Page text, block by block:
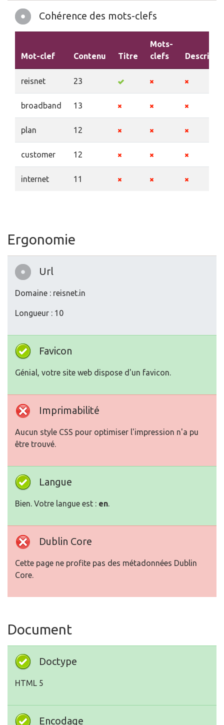
Cohérence des mots-clefs
Mot-clef Contenu Titre
Mots-
clefs
reisnet 23
broadband 13
plan 12
customer 12
internet 11
Ergonomie
Url
Domaine : reisnet.in
Longueur : 10
Favicon
Génial, votre site web dispose d'un favicon.
Imprimabilité
Aucun style CSS pour optimiser l'impression n'a pu
être trouvé.
Langue
Bien. Votre langue est : en.
Dublin Core
Cette page ne profite pas des métadonnées Dublin
Core.
Document
Doctype
HTML 5
Encodage